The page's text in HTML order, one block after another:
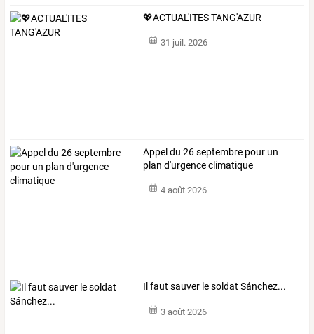
💖ACTUAL'ITES TANG'AZUR
31 juil. 2026
Appel du 26 septembre pour un
plan d'urgence climatique
4 août 2026
Il faut sauver le soldat Sánchez...
3 août 2026